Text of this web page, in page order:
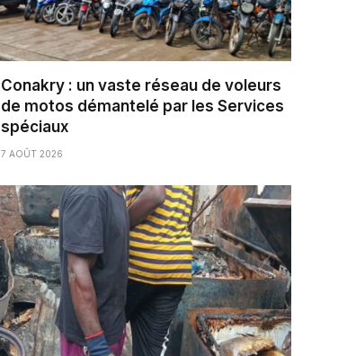
Conakry : un vaste réseau de voleurs
de motos démantelé par les Services
spéciaux
7 AOÛT 2026